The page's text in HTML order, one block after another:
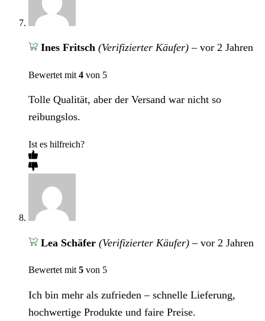
Ines Fritsch (Verifizierter Käufer) – vor 2 Jahren
Bewertet mit 4 von 5
Tolle Qualität, aber der Versand war nicht so
reibungslos.
Ist es hilfreich?
Lea Schäfer (Verifizierter Käufer) – vor 2 Jahren
Bewertet mit5 von 5
Ich bin mehr als zufrieden – schnelle Lieferung,
hochwertige Produkte und faire Preise.